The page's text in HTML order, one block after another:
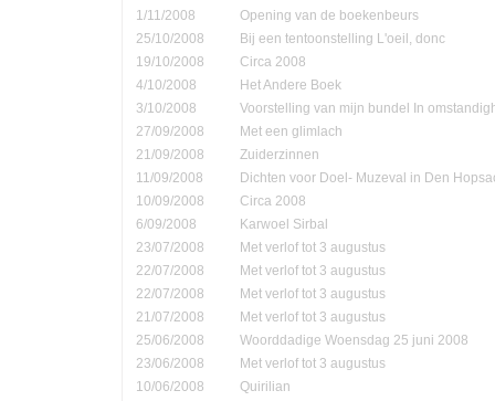
1/11/2008
Opening van de boekenbeurs
25/10/2008
Bij een tentoonstelling L'oeil, donc
19/10/2008
Circa 2008
4/10/2008
Het Andere Boek
3/10/2008
Voorstelling van mijn bundel In
27/09/2008
Met een glimlach
21/09/2008
Zuiderzinnen
11/09/2008
Dichten voor Doel- Muzeval in Den
10/09/2008
Circa 2008
6/09/2008
Karwoel Sirbal
23/07/2008
Met verlof tot 3 augustus
22/07/2008
Met verlof tot 3 augustus
22/07/2008
Met verlof tot 3 augustus
21/07/2008
Met verlof tot 3 augustus
25/06/2008
Woorddadige Woensdag 25 juni 2008
23/06/2008
Met verlof tot 3 augustus
10/06/2008
Quirilian